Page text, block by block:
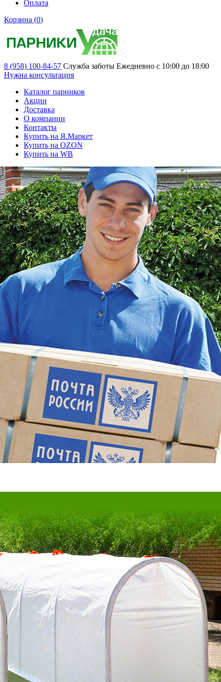
Оплата
Корзина (0)
8 (958) 100-84-57 Служба заботы Ежедневно с 10:00 до 18:00
Нужна консультация
Каталог парников
Акции
Доставка
О компании
Контакты
Купить на Я.Маркет
Купить на OZON
Купить на WB